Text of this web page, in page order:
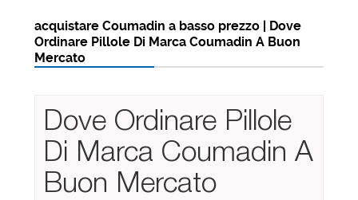
acquistare Coumadin a basso prezzo | Dove
Ordinare Pillole Di Marca Coumadin A Buon
Mercato
Dove Ordinare Pillole
Di Marca Coumadin A
Buon Mercato